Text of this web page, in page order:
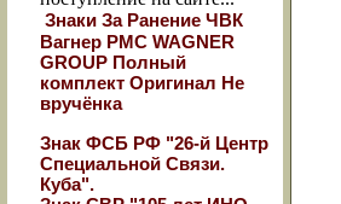
Знаки За Ранение ЧВК
Вагнер РМС WAGNER
GROUP Полный
комплект Оригинал Не
вручёнка
Знак ФСБ РФ "26-й Центр
Специальной Связи.
Куба".